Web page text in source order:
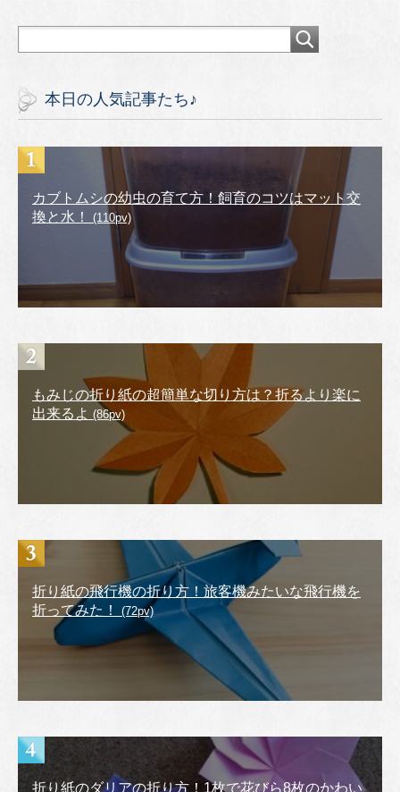
本日の人気記事たち♪
カブトムシの幼虫の育て方！飼育のコツはマット交
換と水！
(110pv)
もみじの折り紙の超簡単な切り方は？折るより楽に
出来るよ (86pv)
折り紙の飛行機の折り方！旅客機みたいな飛行機を
折ってみた！
(72pv)
折り紙のダリアの折り方！1枚で花びら8枚のかわい